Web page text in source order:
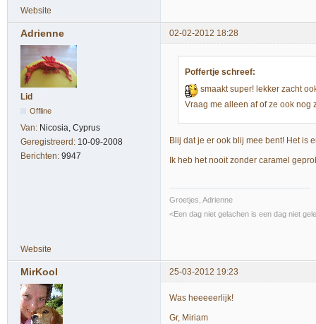
Website
Adrienne 02-02-2012 18:28
Lid
Offline
Van: Nicosia, Cyprus
Geregistreerd: 10-09-2008
Berichten: 9947
Poffertje schreef:
smaakt super! lekker zacht
Vraag me alleen af of ze ook nog
Blij dat je er ook blij mee bent! Het is
Ik heb het nooit zonder caramel
Groetjes, Adrienne
<Een dag niet gelachen is een dag niet
Website
MirKool 25-03-2012 19:23
Was heeeeerlijk!
Gr, Miriam